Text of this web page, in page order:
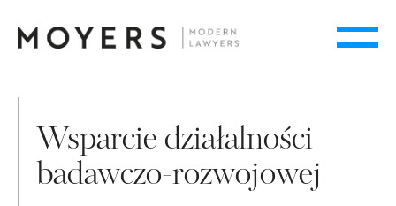
Wsparcie działalności
badawczo-rozwojowej